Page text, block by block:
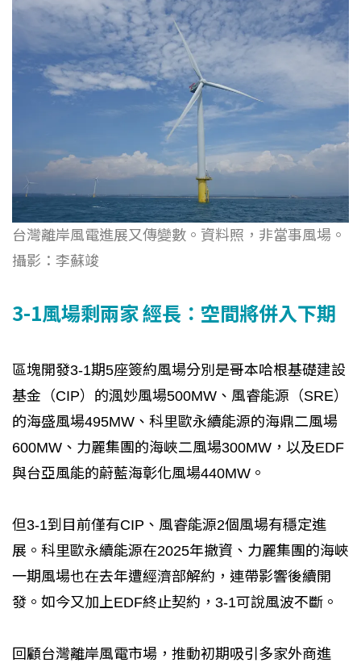
台灣離岸風電進展又傳變數。資料照，非當事風場。
攝影：李蘇竣
3-1風場剩兩家 經長：空間將併入下期
區塊開發3-1期5座簽約風場分別是哥本哈根基礎建設
基金（CIP）的渢妙風場500MW、風睿能源（SRE）
的海盛風場495MW、科里歐永續能源的海鼎二風場
600MW、力麗集團的海峽二風場300MW，以及EDF
與台亞風能的蔚藍海彰化風場440MW。
但3-1到目前僅有CIP、風睿能源2個風場有穩定進
展。科里歐永續能源在2025年撤資、力麗集團的海峽
一期風場也在去年遭經濟部解約，連帶影響後續開
發。如今又加上EDF終止契約，3-1可說風波不斷。
回顧台灣離岸風電市場，推動初期吸引多家外商進